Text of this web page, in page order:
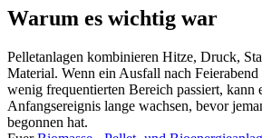
Warum es wichtig war
Pelletanlagen kombinieren Hitze, Druck,
Material. Wenn ein Ausfall nach
wenig frequentierten Bereich passiert, kann
Anfangsereignis lange wachsen, bevor
begonnen hat.